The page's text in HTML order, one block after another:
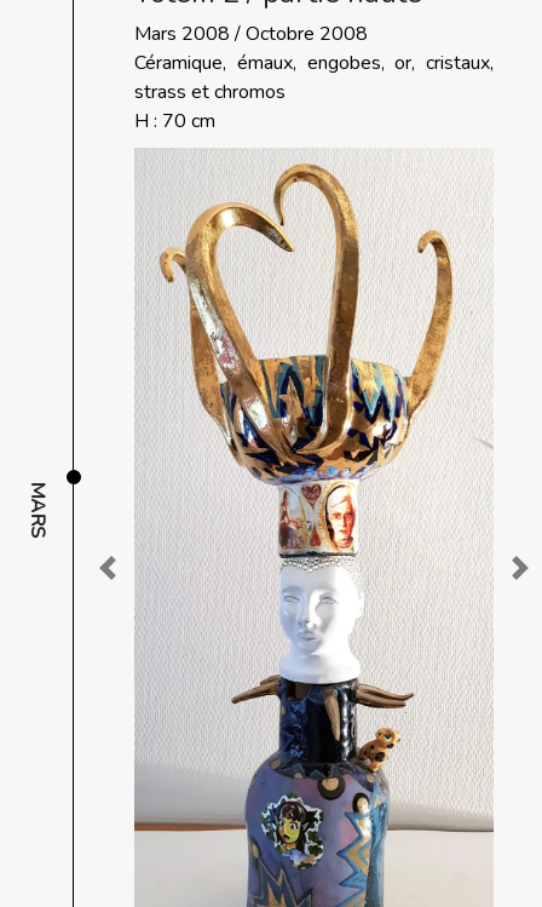
MARS
Mars 2008 / Octobre 2008
Céramique, émaux, engobes, or, cristaux,
strass et chromos
H : 70 cm
Previous